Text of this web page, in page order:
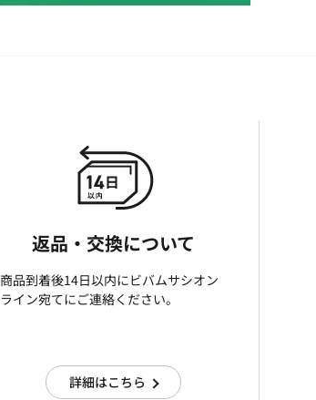
返品・交換について
商品到着後14日以内にビバムサシオン
ライン宛てにご連絡ください。
詳細はこちら